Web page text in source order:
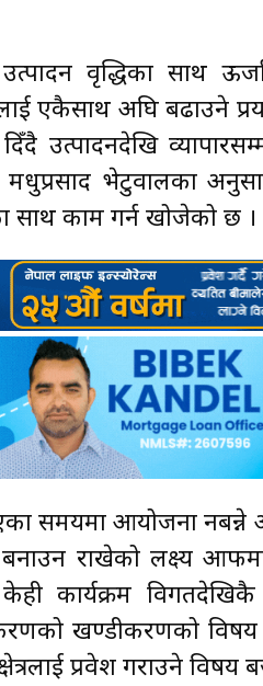
वृद्धिका साथ
एकैसाथ अघि बढाउने
उत्पादनदेखि
भेटुवालका
साथ काम गर्न खोजेको छ ।
समयमा आयोजना नबन्ने
राखेको लक्ष्य
कार्यक्रम
खण्डीकरणको
प्रवेश गराउने